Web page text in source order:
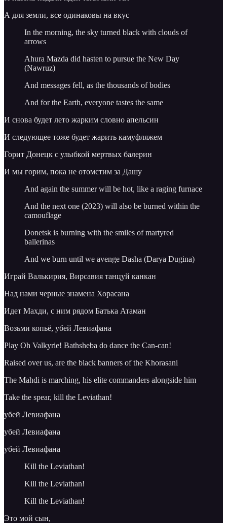
А для земли, все одинаковы на вкус
In the morning, the sky turned black with clouds of
arrows
Ahura Mazda did hasten to pursue the New Day
(Nawruz)
And messages fell, as the thousands of bodies
And for the Earth, everyone tastes the same
И снова будет лето жарким словно апельсин
И следующее тоже будет жарить камуфляжем
Горит Донецк с улыбкой мертвых балерин
И мы горим, пока не отомстим за Дашу
And again the summer will be hot, like a raging furnace
And the next one (2023) will also be burned within the
camouflage
Donetsk is burning with the smiles of martyred
ballerinas
And we burn until we avenge Dasha (Darya Dugina)
Играй Валькирия, Вирсавия танцуй канкан
Над нами черные знамена Хорасана
Идет Махди, с ним рядом Батька Атаман
Возьми копьё, убей Левиафана
Play Oh Valkyrie! Bathsheba do dance the Can-can!
Raised over us, are the black banners of the Khorasani
The Mahdi is marching, his elite commanders alongside him
Take the spear, kill the Leviathan!
убей Левиафана
убей Левиафана
убей Левиафана
Kill the Leviathan!
Kill the Leviathan!
Kill the Leviathan!
Это мой сын,